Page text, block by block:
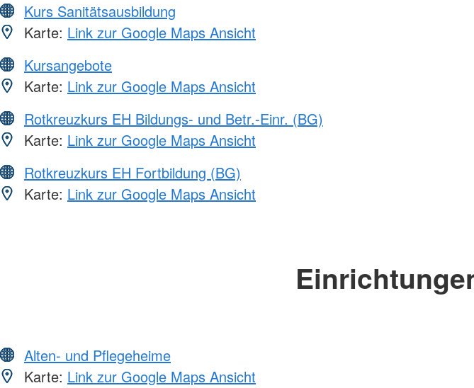
Kurs Sanitätsausbildung
Karte: Link zur Google Maps Ansicht
Kursangebote
Karte: Link zur Google Maps Ansicht
Rotkreuzkurs EH Bildungs- und Betr.-Einr. (BG)
Karte: Link zur Google Maps Ansicht
Rotkreuzkurs EH Fortbildung (BG)
Karte: Link zur Google Maps Ansicht
Alten- und Pflegeheime
Karte: Link zur Google Maps Ansicht